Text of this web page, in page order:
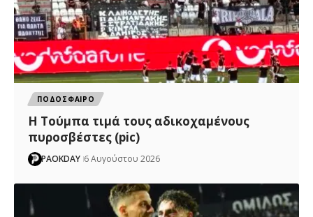
ΠΟΔΟΣΦΑΙΡΟ
H Tούμπα τιμά τους αδικοχαμένους
πυροσβέστες (pic)
PAOKDAY 6 Αυγούστου 2026